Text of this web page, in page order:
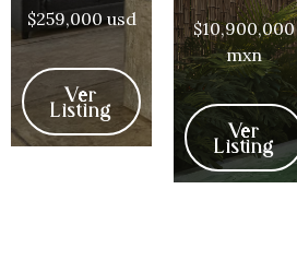
$259,000 usd
Ver
Listing
$10,900,000
mxn
Ver
Listing